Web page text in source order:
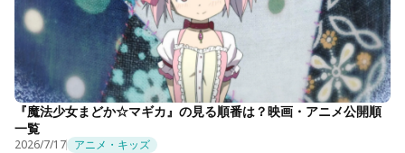
『魔法少女まどか☆マギカ』の見る順番は？映画・アニメ公開順
一覧
2026/7/17 アニメ・キッズ